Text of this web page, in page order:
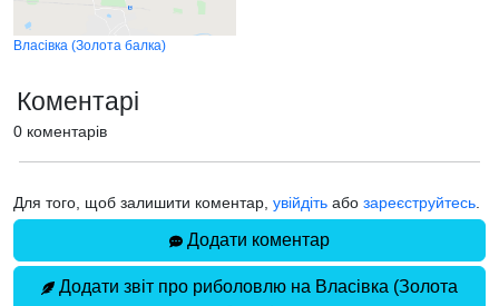
Власівка (Золота балка)
Коментарі
0 коментарів
Для того, щоб залишити коментар, увійдіть або зареєструйтесь
Додати коментар
Додати звіт про риболовлю на Власівка (Золота